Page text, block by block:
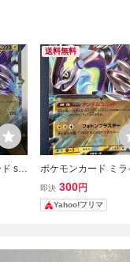
sv
送料無料
ポケモンカード ミラ
ンex RR SV4a 071/
即決 300円
Yahoo!フリマ